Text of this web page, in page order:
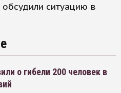
ситуацию в
о гибели 200 человек в